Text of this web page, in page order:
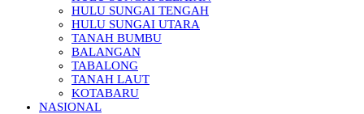
HULU SUNGAI TENGAH
HULU SUNGAI UTARA
TANAH BUMBU
BALANGAN
TABALONG
TANAH LAUT
KOTABARU
NASIONAL